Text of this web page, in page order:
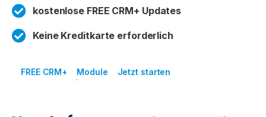
kostenlose FREE CRM+ Updates
Keine Kreditkarte erforderlich
FREE CRM+ Module Jetzt starten